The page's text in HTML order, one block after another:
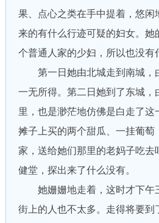
果、点心之类在手中提着，悠闲
来的有什么行迹可疑的妇女。她
个普通人家的少妇，所以也没有
第一日她由北城走到南城，
一无所得。第二日她到了东城，
里，也是渺茫地仿佛是白走了这
摊子上买的两个甜瓜、一挂葡萄
家，送给她们那里的老妈子吃去
健堂，探出来了什么没有。
她姗姗地走着，这时才下午
街上的人也不太多。走得将要到